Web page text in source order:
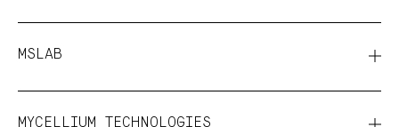
MSLAB
MYCELLIUM TECHNOLOGIES